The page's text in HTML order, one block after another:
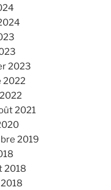
2023
2022
2021
2019
2018